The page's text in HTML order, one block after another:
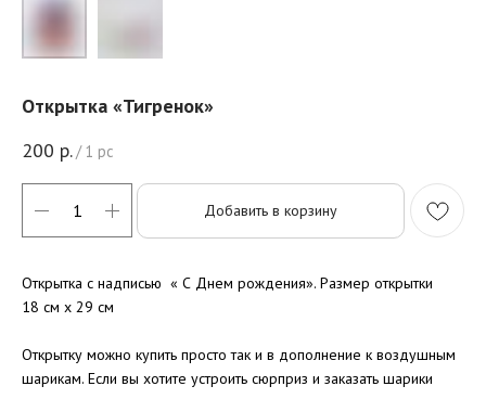
Открытка «Тигренок»
200 р./ 1 pc
Добавить в корзину
Открытка с надписью « С Днем рождения». Размер открытки
18 см x 29 см
Открытку можно купить просто так и в дополнение к воздушным
шарикам. Если вы хотите устроить сюрприз и заказать шарики